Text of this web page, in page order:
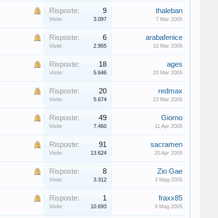
Risposte: 9
Visite: 3.097
thaleban
7 Mar 2005
Risposte: 6
Visite: 2.955
arabafenice
10 Mar 2005
Risposte: 18
Visite: 5.646
ages
23 Mar 2005
Risposte: 20
Visite: 5.674
redmax
23 Mar 2005
Risposte: 49
Visite: 7.460
Giorno
11 Apr 2005
Risposte: 91
Visite: 13.624
sacramen
20 Apr 2005
Risposte: 8
Visite: 3.312
Zio Gae
3 Mag 2005
Risposte: 1
Visite: 10.693
fraxx85
9 Mag 2005